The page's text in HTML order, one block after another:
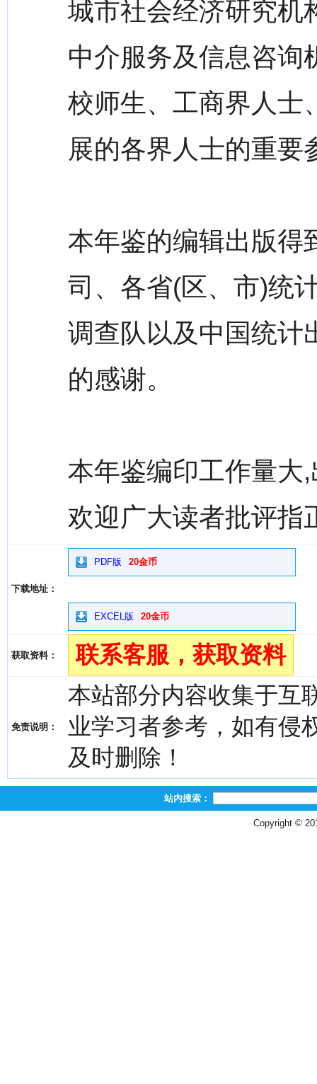
城市社会经济研究机
中介服务及信息咨询
校师生、工商界人士
展的各界人士的重要
本年鉴的编辑出版得
司、各省(区、市)统
调查队以及中国统计
的感谢。
本年鉴编印工作量大
欢迎广大读者批评指
下载地址：
PDF版 20金币
EXCEL版 20金币
获取资料： 联系客服，获取资料
免责说明：
本站部分内容收集于互
业学习者参考，如有侵
及时删除！
站内搜索：
Copyright ©